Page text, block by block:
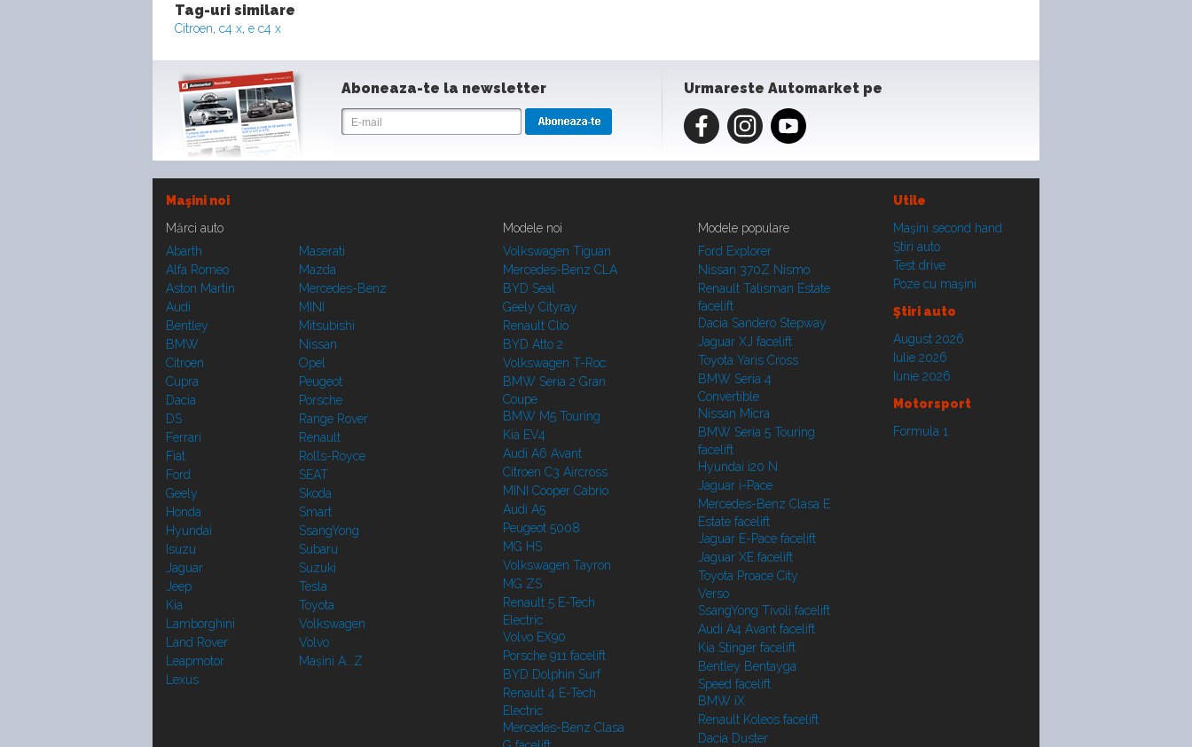
Tag-uri similare
Citroen, c4 x, e c4 x
Aboneaza-te la newsletter Urmareste Automarket pe
Maşini noi
Utile
Mărci auto
Abarth
Alfa Romeo
Aston Martin
Audi
Bentley
BMW
Citroen
Cupra
Dacia
DS
Ferrari
Fiat
Ford
Geely
Honda
Hyundai
Isuzu
Jaguar
Jeep
Kia
Lamborghini
Land Rover
Leapmotor
Lexus
Maserati
Mazda
Mercedes-Benz
MINI
Mitsubishi
Nissan
Opel
Peugeot
Porsche
Range Rover
Renault
Rolls-Royce
SEAT
Skoda
Smart
SsangYong
Subaru
Suzuki
Tesla
Toyota
Volkswagen
Volvo
Mașini A...Z
Modele noi
Volkswagen Tiguan
Mercedes-Benz CLA
BYD Seal
Geely Cityray
Renault Clio
BYD Atto 2
Volkswagen T-Roc
BMW Seria 2 Gran
Coupe
BMW M5 Touring
Kia EV4
Audi A6 Avant
Citroen C3 Aircross
MINI Cooper Cabrio
Audi A5
Peugeot 5008
MG HS
Volkswagen Tayron
MG ZS
Renault 5 E-Tech
Electric
Volvo EX90
Porsche 911 facelift
BYD Dolphin Surf
Renault 4 E-Tech
Electric
Mercedes-Benz Clasa
Modele populare
Ford Explorer
Nissan 370Z Nismo
Renault Talisman Estate
facelift
Dacia Sandero Stepway
Jaguar XJ facelift
Toyota Yaris Cross
BMW Seria 4
Convertible
Nissan Micra
BMW Seria 5 Touring
facelift
Hyundai i20 N
Jaguar i-Pace
Mercedes-Benz Clasa E
Estate facelift
Jaguar E-Pace facelift
Jaguar XE facelift
Toyota Proace City
Verso
SsangYong Tivoli facelift
Audi A4 Avant facelift
Kia Stinger facelift
Bentley Bentayga
Speed facelift
BMW iX
Renault Koleos facelift
Dacia Duster
Maşini second hand
Ştiri auto
Test drive
Poze cu maşini
Ştiri auto
August 2026
Iulie 2026
Iunie 2026
Motorsport
Formula 1